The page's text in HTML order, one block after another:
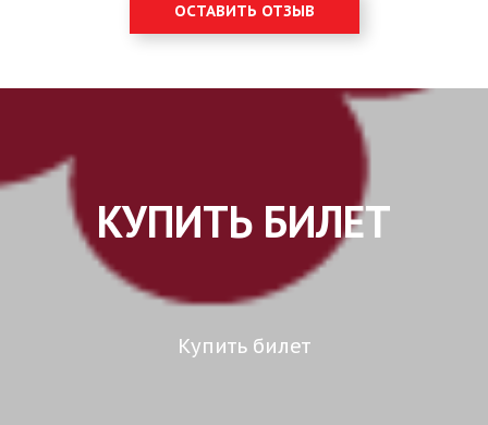
ОСТАВИТЬ ОТЗЫВ
КУПИТЬ БИЛЕТ
Купить билет